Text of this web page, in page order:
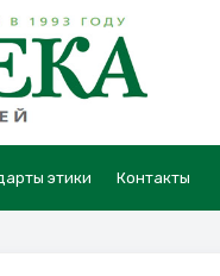
этики Контакты